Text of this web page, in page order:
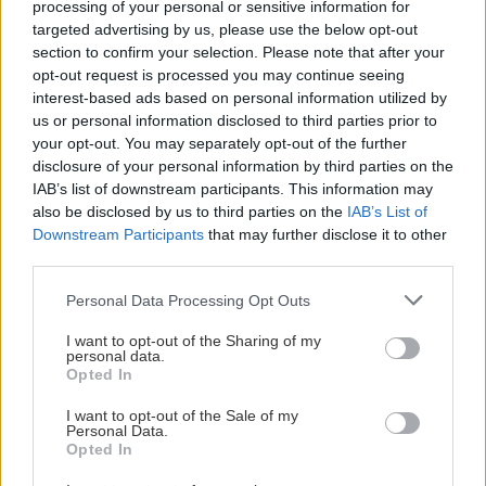
processing of your personal or sensitive information for
targeted advertising by us, please use the below opt-out
section to confirm your selection. Please note that after your
opt-out request is processed you may continue seeing
interest-based ads based on personal information utilized by
us or personal information disclosed to third parties prior to
your opt-out. You may separately opt-out of the further
disclosure of your personal information by third parties on the
IAB’s list of downstream participants. This information may
also be disclosed by us to third parties on the IAB’s List of
Downstream Participants that may further disclose it to other
Personal Data Processing Opt Outs
I want to opt-out of the Sharing of my
personal data.
Opted In
I want to opt-out of the Sale of my
Personal Data.
Opted In
μηνών στον ΒΟΑΚ – Σε ποιο τμήμα θα γίνονται
τα έργα
20:32
BUSINESS
CrediaBank: Ισχυρή κερδοφορία στα
οικονομικά αποτελέσματα Α' εξαμήνου 2026
20:20
ΟΙΚΟΝΟΜΙΑ
20:09
ΚΟΙΝΩΝΙΑ
Εφιάλτης στη Ζάκυνθο: Οκτώ γυναίκες
καταγγέλλουν ότι βιάστηκαν μέσα σε 20
ημέρες
Όλες οι ειδήσεις
ΠΕΡΙΣΣΟΤΕΡΑ
ΚΡΗΤΗ